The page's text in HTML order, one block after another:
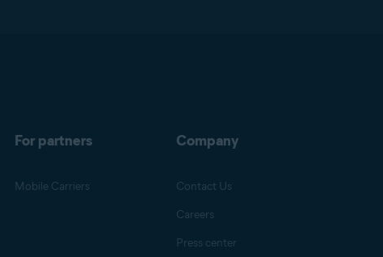
For partners
Mobile Carriers
Company
Contact Us
Careers
Press center